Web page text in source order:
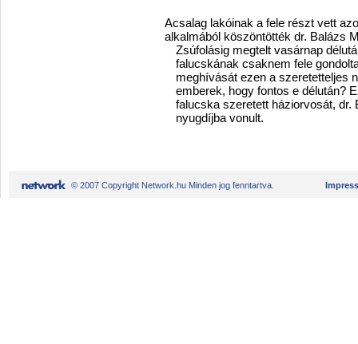
Acsalag lakóinak a fele részt vett
alkalmából köszöntötték dr. Balázs
Zsúfolásig megtelt vasárnap
falucskának csaknem fele
meghívását ezen a szeretetteljes
emberek, hogy fontos e délután?
falucska szeretett háziorvosát, dr.
nyugdíjba vonult.
© 2007 Copyright Network.hu Minden jog fenntartva.